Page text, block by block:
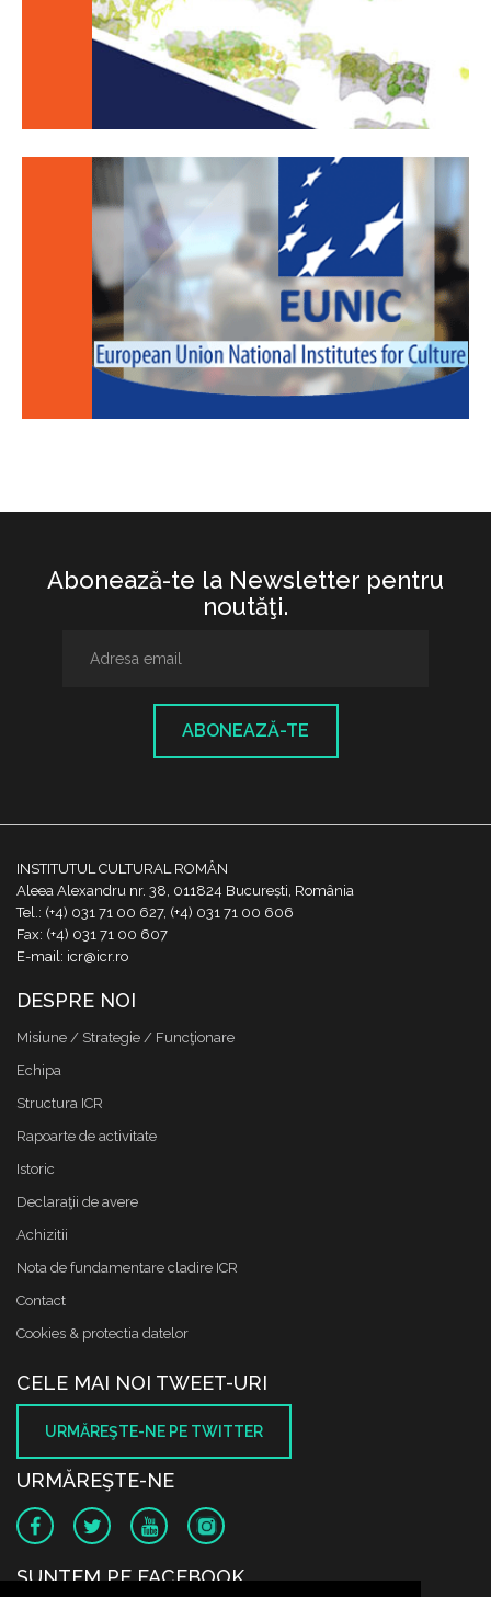
Abonează-te la Newsletter pentru
noutăţi.
ABONEAZĂ-TE
INSTITUTUL CULTURAL ROMÂN
Aleea Alexandru nr. 38, 011824 București, România
Tel.: (+4) 031 71 00 627, (+4) 031 71 00 606
Fax: (+4) 031 71 00 607
E-mail: icr@icr.ro
DESPRE NOI
Misiune / Strategie / Funcţionare
Echipa
Structura ICR
Rapoarte de activitate
Istoric
Declaraţii de avere
Achizitii
Nota de fundamentare cladire ICR
Contact
Cookies & protectia datelor
CELE MAI NOI TWEET-URI
URMĂREŞTE-NE PE TWITTER
URMĂREŞTE-NE
SUNTEM PE FACEBOOK